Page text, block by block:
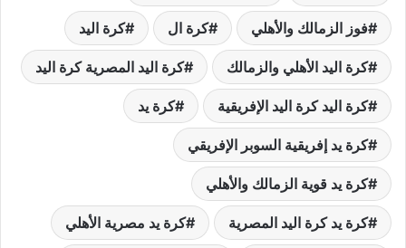
فوز الزمالك والأهلي كرة ال كرة اليد
كرة اليد الأهلي والزمالك كرة اليد المصرية كرة اليد
كرة اليد كرة اليد الإفريقية كرة يد
كرة يد إفريقية السوبر الإفريقي
كرة يد قوية الزمالك والأهلي
كرة يد كرة اليد المصرية كرة يد مصرية الأهلي